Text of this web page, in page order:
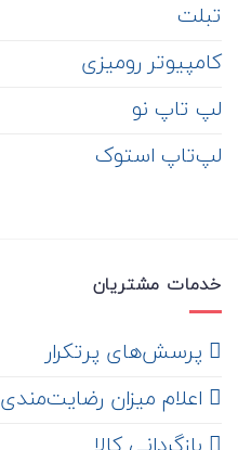
تبلت
کامپیوتر رومیزی
لپ تاپ نو
لپ‌تاپ استوک
خدمات مشتریان
‌ پرسش‌های پرتکرار
اعلام میزان رضایت‌مندی